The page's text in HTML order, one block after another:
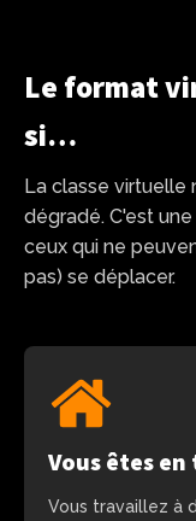
Le format
si…
La classe virtuelle
dégradé. C'est
ceux qui ne
pas) se déplacer.
Vous êtes
Vous travaillez à